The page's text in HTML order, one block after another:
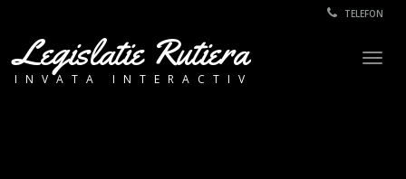
TELEFON
Legislatie Rutiera
INVATA INTERACTIV